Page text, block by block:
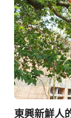
東興新鮮人